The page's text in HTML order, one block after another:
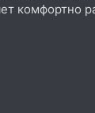
комфортно